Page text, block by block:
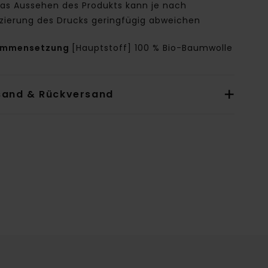
Aussehen des Produkts kann je nach
des Drucks geringfügig abweichen
[Hauptstoff] 100 % Bio-Baumwolle
& Rückversand